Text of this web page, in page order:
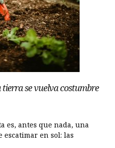
se vuelva costumbre
es, antes que nada, una
escatimar en sol: las